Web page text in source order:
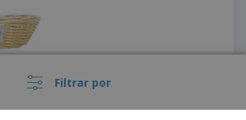
Filtrar por